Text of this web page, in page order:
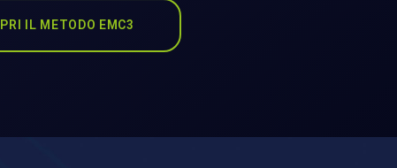
IL METODO EMC3